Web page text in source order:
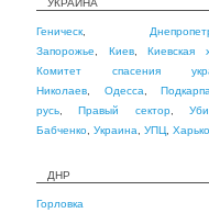
УКРАИНА
Геническ
Запорожье
Киев,Киевская
Комитет спасения
Николаев
Одесса
русь ,Правый сектор,
Бабченко Украина УПЦ
ДНР
Горловка